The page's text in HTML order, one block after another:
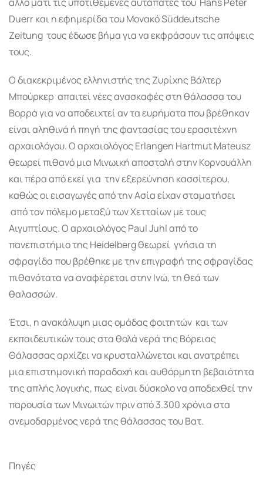
Duerr και η εφημερίδα του Μονακό Süddeutsche
Zeitung τους έδωσε βήμα για να εκφράσουν τις απόψεις
τους.
Ο διακεκριμένος ελληνιστής της Ζυρίχης Βάλτερ
Μπούρκερ απαιτεί νέες ανασκαφές στη θάλασσα του
Βορρά για να αποδειχτεί αν τα ευρήματα που βρέθηκαν
είναι αληθινά ή πηγή της φαντασίας του ερασιτέχνη
αρχαιολόγου. Ο αρχαιολόγος Erlangen Hartmut Mateusz
θεωρεί πιθανό μια Μινωική αποστολή στην Κορνουάλλη
και πέρα από εκεί για την εξερεύνηση κασσίτερου,
καθώς οι εισαγωγές από την Ασία είχαν σταματήσει
από τον πόλεμο μεταξύ των Χετταίων με τους
Αιγυπτίους. Ο αρχαιολόγος Paul Juhl από το
πανεπιστήμιο της Heidelberg θεωρεί γνήσια τη
σφραγίδα που βρέθηκε με την επιγραφή της σφραγίδας
πιθανότατα να αναφέρεται στην Ινώ, τη θεά των
θαλασσών.
Έτσι, η ανακάλυψη μιας ομάδας φοιτητών και των
εκπαιδευτικών τους στα θολά νερά της Βόρειας
Θάλασσας αρχίζει να κρυσταλλώνεται και ανατρέπει
μια επιστημονική παραδοχή και αυθόρμητη βεβαιότητα
της απλής λογικής, πως είναι δύσκολο να αποδεχθεί την
παρουσία των Μινωιτών πριν από 3.300 χρόνια στα
ανεμοδαρμένος νερά της θάλασσας του Βατ.
Πηγές